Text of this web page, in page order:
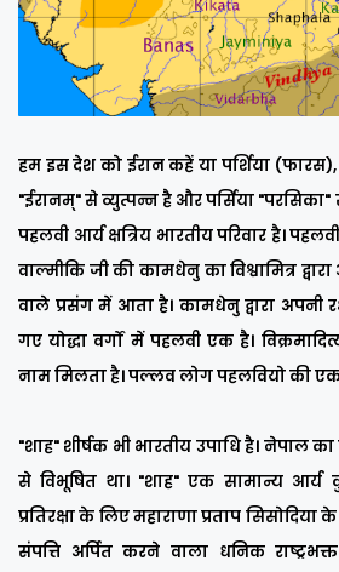
हम इस देश को ईरान कहें या पर्शिया
"ईरानम्" से व्युत्पन्न है और पर्सिया "परसिका"
पहलवी आर्य क्षत्रिय भारतीय परिवार है।
वाल्मीकि जी की कामधेनु का विश्वामित्र
वाले प्रसंग में आता है। कामधेनु द्वारा अपनी
गए योद्धा वर्गों में पहलवी एक है।
नाम मिलता है। पल्लव लोग पहलवियो की
"शाह" शीर्षक भी भारतीय उपाधि है। नेपाल
से विभूषित था। "शाह" एक सामान्य आर्य
प्रतिरक्षा के लिए महाराणा प्रताप
संपत्ति अर्पित करने वाला धनिक